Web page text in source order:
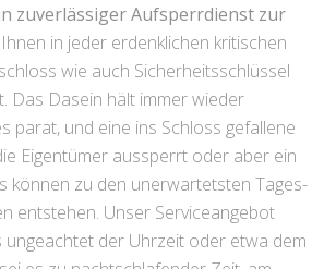
zuverlässiger Aufsperrdienst zur
in jeder erdenklichen kritischen
wie auch Sicherheitsschlüssel
Das Dasein hält immer wieder
parat, und eine ins Schloss gefallene
Eigentümer aussperrt oder aber ein
können zu den unerwartetsten Tages-
entstehen. Unser Serviceangebot
ungeachtet der Uhrzeit oder etwa dem